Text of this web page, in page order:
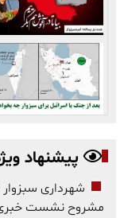
پیشنهاد
شهرداری
مشروح نشست خبری